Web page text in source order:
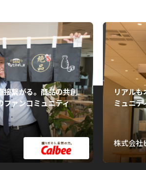
接繋がる。商品の共創
ファンコミュニティ
リアル
ミュニテ
株式会社